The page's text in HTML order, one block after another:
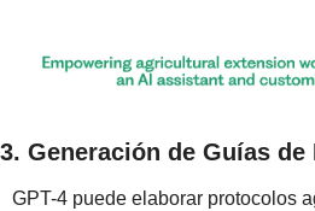
3. Generación de Guías de
GPT-4 puede elaborar protocolos